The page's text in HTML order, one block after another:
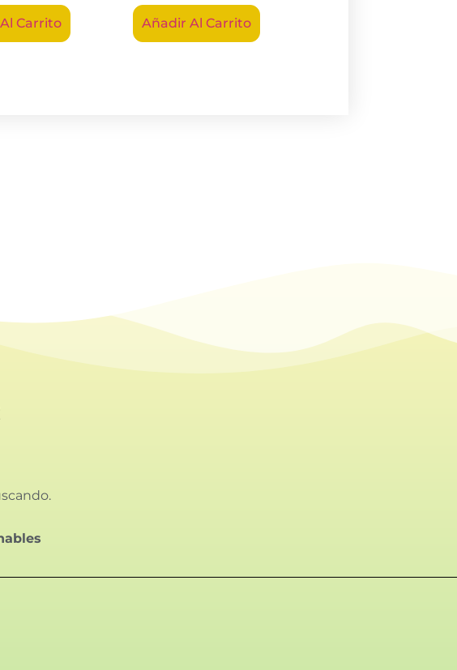
Carrito Añadir Al Carrito